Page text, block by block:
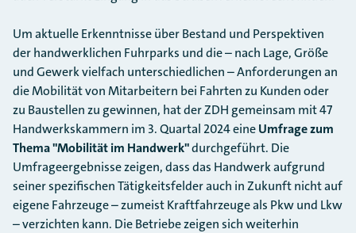
Um aktuelle Erkenntnisse über Bestand und Perspektiven
der handwerklichen Fuhrparks und die – nach Lage, Größe
und Gewerk vielfach unterschiedlichen – Anforderungen an
die Mobilität von Mitarbeitern bei Fahrten zu Kunden oder
zu Baustellen zu gewinnen, hat der ZDH gemeinsam mit 47
Handwerkskammern im 3. Quartal 2024 eineUmfrage zum
Thema "Mobilität im Handwerk"durchgeführt. Die
Umfrageergebnisse zeigen, dass das Handwerk aufgrund
seiner spezifischen Tätigkeitsfelder auch in Zukunft nicht auf
eigene Fahrzeuge – zumeist Kraftfahrzeuge als Pkw und Lkw
– verzichten kann. Die Betriebe zeigen sich weiterhin